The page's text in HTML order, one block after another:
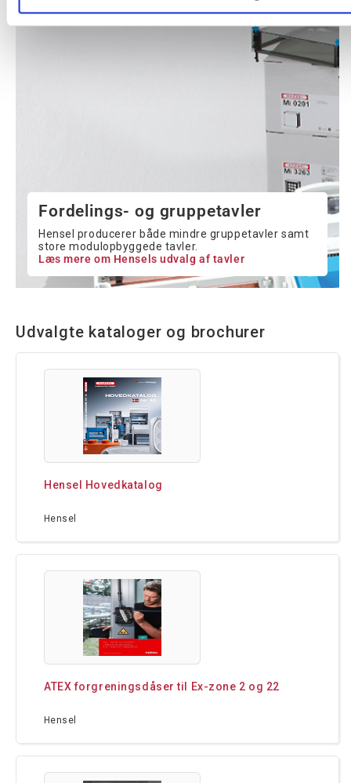
Fordelings- og gruppetavler
Hensel producerer både mindre gruppetavler samt
store modulopbyggede tavler.
Læs mere om Hensels udvalg af tavler
Udvalgte kataloger og brochurer
Hensel Hovedkatalog
Hensel
ATEX forgreningsdåser til Ex-zone 2 og 22
Hensel